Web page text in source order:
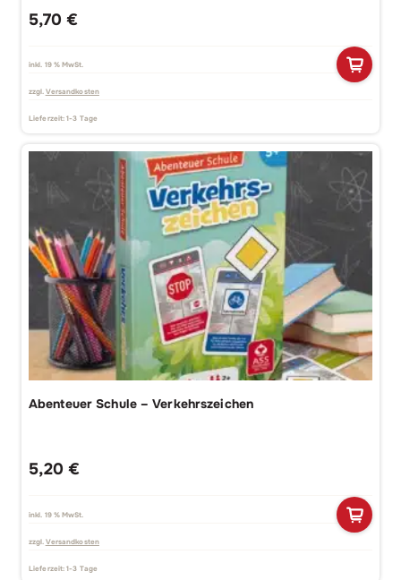
5,70 €
inkl. 19 % MwSt.
zzgl. Versandkosten
Lieferzeit:1-3 Tage
Abenteuer Schule – Verkehrszeichen
5,20 €
inkl. 19 % MwSt.
zzgl. Versandkosten
Lieferzeit:1-3 Tage